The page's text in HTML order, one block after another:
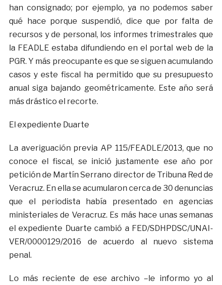
han consignado; por ejemplo, ya no podemos saber
qué hace porque suspendió, dice que por falta de
recursos y de personal, los informes trimestrales que
la FEADLE estaba difundiendo en el portal web de la
PGR. Y más preocupante es que se siguen acumulando
casos y este fiscal ha permitido que su presupuesto
anual siga bajando geométricamente. Este año será
más drástico el recorte.
El expediente Duarte
La averiguación previa AP 115/FEADLE/2013, que no
conoce el fiscal, se inició justamente ese año por
petición de Martín Serrano director de Tribuna Red de
Veracruz. En ella se acumularon cerca de 30 denuncias
que el periodista había presentado en agencias
ministeriales de Veracruz. Es más hace unas semanas
el expediente Duarte cambió a FED/SDHPDSC/UNAI-
VER/0000129/2016 de acuerdo al nuevo sistema
penal.
Lo más reciente de ese archivo –le informo yo al